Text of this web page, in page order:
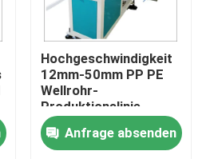
Maschine
Hochgeschwindigkeit
12mm-50mm PP PE
Wellrohr-
Produktionslinie
Wellrohr-Flexibility-
Rohrmaschine
Anfrage absenden